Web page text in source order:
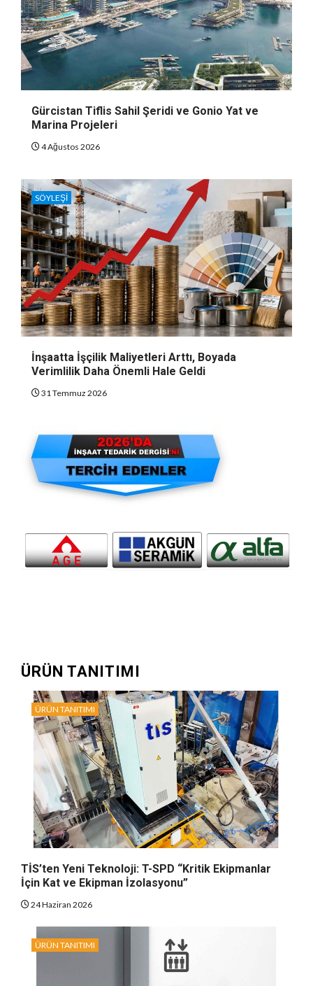
Gürcistan Tiflis Sahil Şeridi ve Gonio Yat ve
Marina Projeleri
4 Ağustos 2026
SÖYLEŞI
İnşaatta İşçilik Maliyetleri Arttı, Boyada
Verimlilik Daha Önemli Hale Geldi
31 Temmuz 2026
ÜRÜN TANITIMI
ÜRÜN TANITIMI
TİS’ten Yeni Teknoloji: T-SPD “Kritik Ekipmanlar
İçin Kat ve Ekipman İzolasyonu”
24 Haziran 2026
ÜRÜN TANITIMI